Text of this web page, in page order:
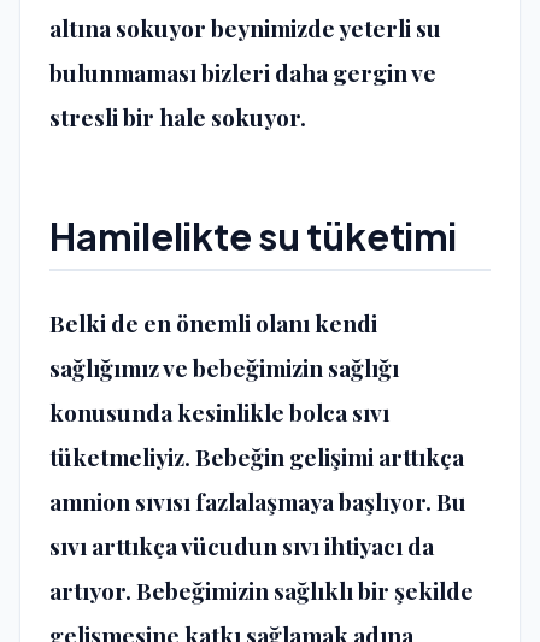
altına sokuyor beynimizde yeterli su
bulunmaması bizleri daha gergin ve
stresli bir hale sokuyor.
Hamilelikte su tüketimi
Belki de en önemli olanı kendi
sağlığımız ve bebeğimizin sağlığı
konusunda kesinlikle bolca sıvı
tüketmeliyiz. Bebeğin gelişimi arttıkça
amnion sıvısı fazlalaşmaya başlıyor. Bu
sıvı arttıkça vücudun sıvı ihtiyacı da
artıyor. Bebeğimizin sağlıklı bir şekilde
gelişmesine katkı sağlamak adına